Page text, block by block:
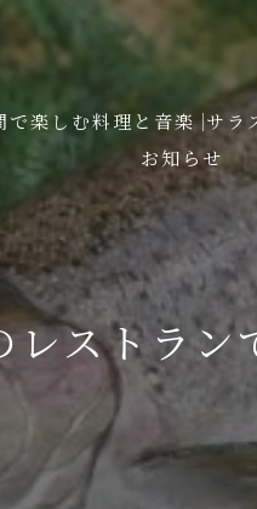
で楽しむ料理と音楽 サラ
お知らせ
レストラ